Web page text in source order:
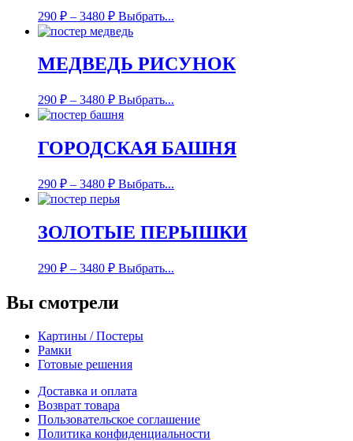
290 ₽ – 3480 ₽ Выбрать...
МЕДВЕДЬ РИСУНОК
290 ₽ – 3480 ₽ Выбрать...
ГОРОДСКАЯ БАШНЯ
290 ₽ – 3480 ₽ Выбрать...
ЗОЛОТЫЕ ПЕРЫШКИ
290 ₽ – 3480 ₽ Выбрать...
Вы смотрели
Картины / Постеры
Рамки
Готовые решения
Доставка и оплата
Возврат товара
Пользовательское соглашение
Политика конфиденциальности